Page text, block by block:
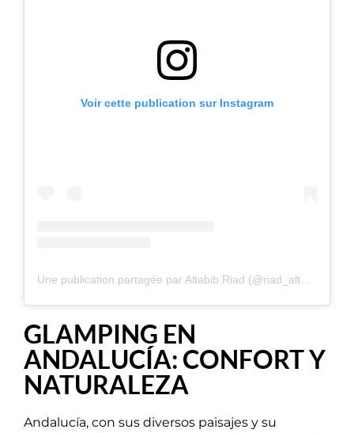
Voir cette publication sur Instagram
Une publication partagée par Altabib Riad (@riad_altabib)
GLAMPING EN
ANDALUCÍA: CONFORT Y
NATURALEZA
Andalucía, con sus diversos paisajes y su